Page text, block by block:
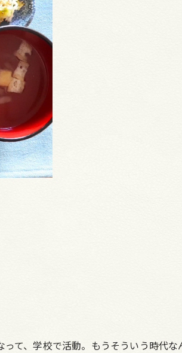
て、学校で活動。もうそういう時代な